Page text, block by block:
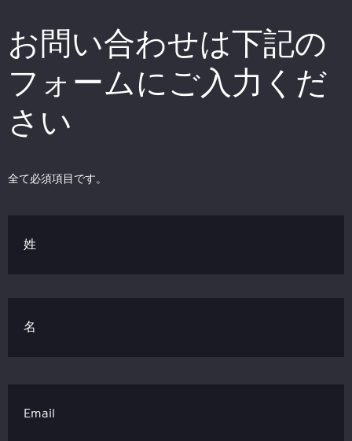
お問い合わせは下記の
フォームにご入力くだ
さい
全て必須項目です。
姓
名
Email